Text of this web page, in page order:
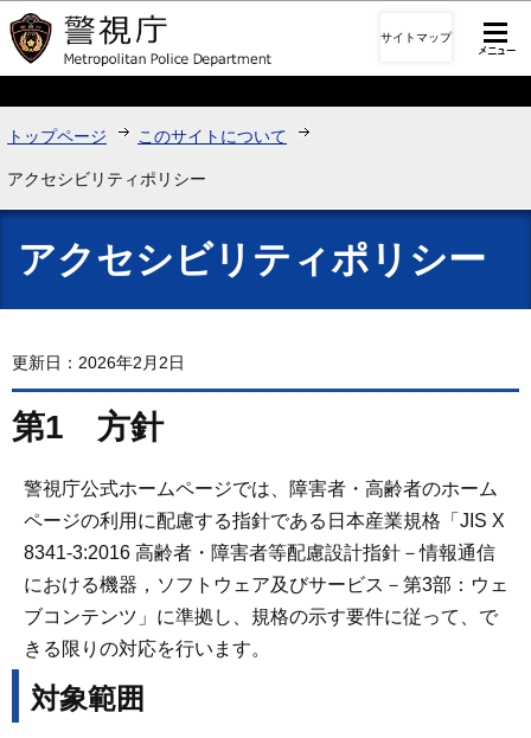
このページの本文へ移動
サイトマップ
トップページ このサイトについて
アクセシビリティポリシー
アクセシビリティポリシー
更新日：2026年2月2日
第1 方針
警視庁公式ホームページでは、障害者・高齢者のホーム
ページの利用に配慮する指針である日本産業規格「JIS X
8341-3:2016 高齢者・障害者等配慮設計指針－情報通信
における機器，ソフトウェア及びサービス－第3部：ウェ
ブコンテンツ」に準拠し、規格の示す要件に従って、で
きる限りの対応を行います。
対象範囲